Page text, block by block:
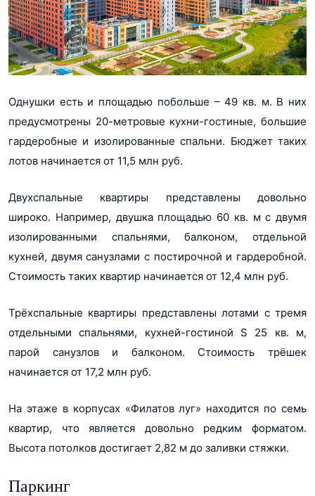
Однушки есть и площадью побольше – 49 кв. м. В них
предусмотрены 20-метровые кухни-гостиные, большие
гардеробные и изолированные спальни. Бюджет таких
лотов начинается от 11,5 млн руб.
Двухспальные квартиры представлены довольно
широко. Например, двушка площадью 60 кв. м с двумя
изолированными спальнями, балконом, отдельной
кухней, двумя санузлами с постирочной и гардеробной.
Стоимость таких квартир начинается от 12,4 млн руб.
Трёхспальные квартиры представлены лотами с тремя
отдельными спальнями, кухней-гостиной S 25 кв. м,
парой санузлов и балконом. Стоимость трёшек
начинается от 17,2 млн руб.
На этаже в корпусах «Филатов луг» находится по семь
квартир, что является довольно редким форматом.
Высота потолков достигает 2,82 м до заливки стяжки.
Паркинг